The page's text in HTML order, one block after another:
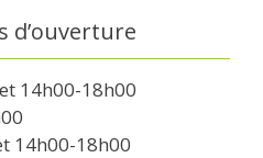
d’ouverture
14h00-18h00
14h00-18h00